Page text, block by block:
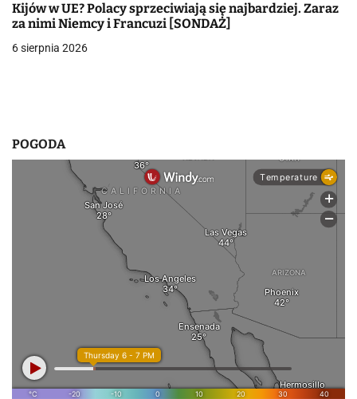
p
i
Kijów w UE? Polacy sprzeciwiają się najbardziej. Zaraz
za nimi Niemcy i Francuzi [SONDAŻ]
6 sierpnia 2026
POGODA